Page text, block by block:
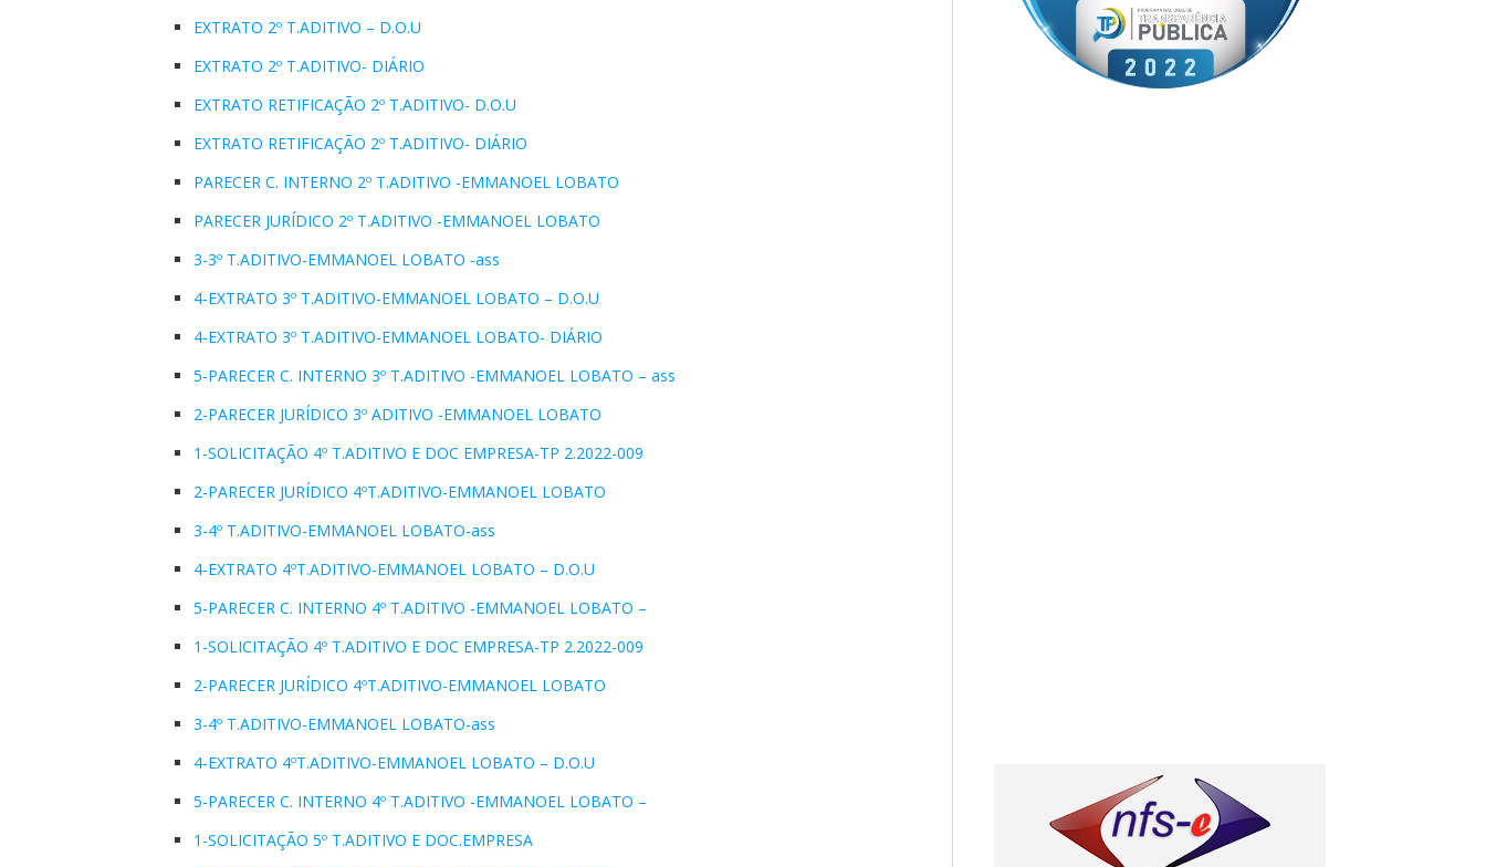
EXTRATO 2º T.ADITIVO – D.O.U
EXTRATO 2º T.ADITIVO- DIÁRIO
EXTRATO RETIFICAÇÃO 2º T.ADITIVO- D.O.U
EXTRATO RETIFICAÇÃO 2º T.ADITIVO- DIÁRIO
PARECER C. INTERNO 2º T.ADITIVO -EMMANOEL LOBATO
PARECER JURÍDICO 2º T.ADITIVO -EMMANOEL LOBATO
3-3º T.ADITIVO-EMMANOEL LOBATO -ass
4-EXTRATO 3º T.ADITIVO-EMMANOEL LOBATO – D.O.U
4-EXTRATO 3º T.ADITIVO-EMMANOEL LOBATO- DIÁRIO
5-PARECER C. INTERNO 3º T.ADITIVO -EMMANOEL LOBATO – ass
2-PARECER JURÍDICO 3º ADITIVO -EMMANOEL LOBATO
1-SOLICITAÇÃO 4º T.ADITIVO E DOC EMPRESA-TP 2.2022-009
2-PARECER JURÍDICO 4ºT.ADITIVO-EMMANOEL LOBATO
3-4º T.ADITIVO-EMMANOEL LOBATO-ass
4-EXTRATO 4ºT.ADITIVO-EMMANOEL LOBATO – D.O.U
5-PARECER C. INTERNO 4º T.ADITIVO -EMMANOEL LOBATO –
1-SOLICITAÇÃO 4º T.ADITIVO E DOC EMPRESA-TP 2.2022-009
2-PARECER JURÍDICO 4ºT.ADITIVO-EMMANOEL LOBATO
3-4º T.ADITIVO-EMMANOEL LOBATO-ass
4-EXTRATO 4ºT.ADITIVO-EMMANOEL LOBATO – D.O.U
5-PARECER C. INTERNO 4º T.ADITIVO -EMMANOEL LOBATO –
1-SOLICITAÇÃO 5º T.ADITIVO E DOC.EMPRESA